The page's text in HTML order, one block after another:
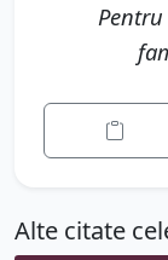
Alte citate